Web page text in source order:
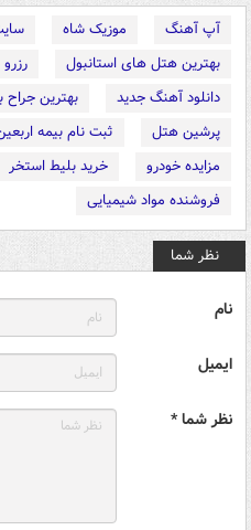
آپ آهنگ موزیک شاه
بهترین هتل های استانبول
دانلود آهنگ جدید
بهترین جراح
پرشین هتل
ثبت نام بیمه
مزایده خودرو
خرید بلیط استخر
فروشنده مواد شیمیایی
نظر شما
نام
ایمیل
نظر شما *